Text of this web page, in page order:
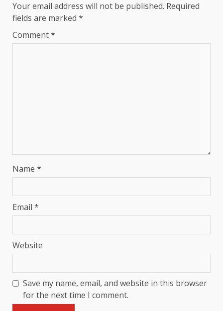
Your email address will not be published. Required
fields are marked *
Comment*
Name *
Email *
Website
Save my name, email, and website in this browser
for the next time I comment.